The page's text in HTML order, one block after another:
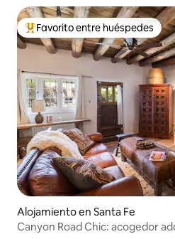
Favorito entre huéspedes
Favorito entre huéspedes
Alojamiento en Santa Fe
Canyon Road Chic: acogedor